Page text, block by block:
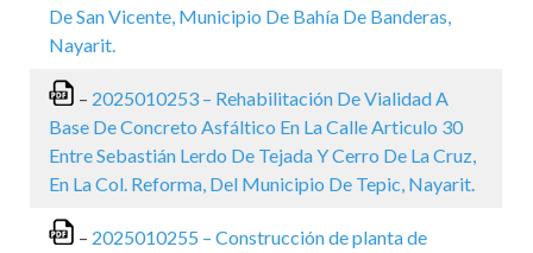
De San Vicente, Municipio De Bahía De Banderas,
Nayarit.
– 2025010253 – Rehabilitación De Vialidad A
Base De Concreto Asfáltico En La Calle Articulo 30
Entre Sebastián Lerdo De Tejada Y Cerro De La Cruz,
En La Col. Reforma, Del Municipio De Tepic, Nayarit.
– 2025010255 – Construcción de planta de